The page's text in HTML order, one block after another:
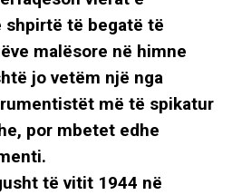
të begatë të
malësore në himne
jo vetëm një nga
më të spikatur
por mbetet edhe
të vitit 1944 në